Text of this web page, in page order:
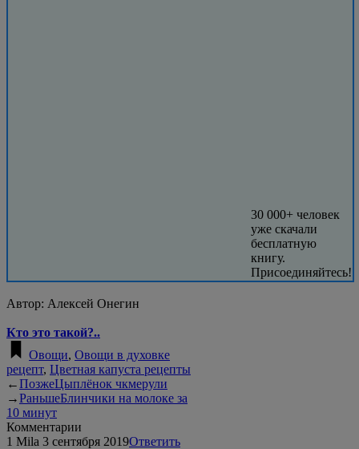
30 000+ человек
уже скачали
бесплатную
книгу.
Присоединяйтесь!
Автор: Алексей Онегин
Кто это такой?..
Овощи, Овощи в духовке
рецепт, Цветная капуста рецепты
←ПозжеЦыплёнок чкмерули
→РаньшеБлинчики на молоке за
10 минут
Комментарии
1 Mila 3 сентября 2019Ответить